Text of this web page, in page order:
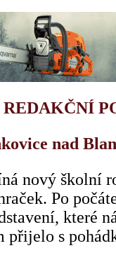
REDAKČNÍ
nad
nový školní
Po
které
s